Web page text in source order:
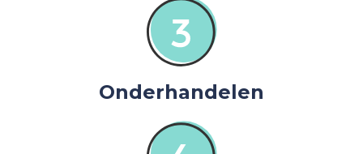
Onderhandelen